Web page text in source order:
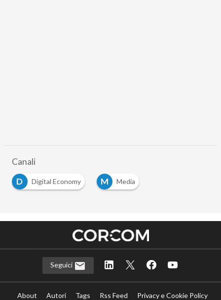
Canali
D
Digital Economy M Media
Seguici
About Autori Tags Rss Feed
Privacy e Cookie Policy